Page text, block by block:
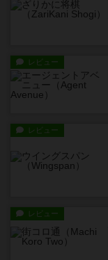
レビュー
レビュー
レビュー